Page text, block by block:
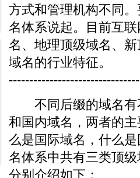
方式和管理机构不同
名体系说起。目前互
名、地理顶级域名、
域名的行业特征。
不同后缀的域名有
和国内域名，两者的
么是国际域名，什么
名体系中共有三类顶
分别介绍如下：